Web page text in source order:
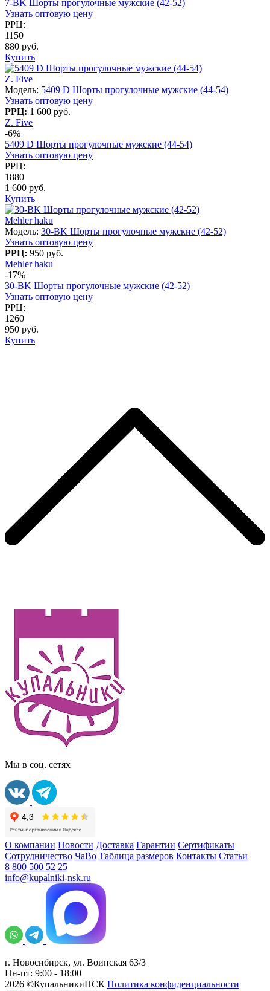
7-BK Шорты прогулочные мужские (42-52)
Узнать оптовую цену
РРЦ:
1150
880 руб.
Купить
Z. Five
Модель: 5409 D Шорты прогулочные мужские (44-54)
Узнать оптовую цену
РРЦ: 1 600 руб.
Z. Five
-6%
5409 D Шорты прогулочные мужские (44-54)
Узнать оптовую цену
РРЦ:
1880
1 600 руб.
Купить
Mehler haku
Модель: 30-BK Шорты прогулочные мужские (42-52)
Узнать оптовую цену
РРЦ: 950 руб.
Mehler haku
-17%
30-BK Шорты прогулочные мужские (42-52)
Узнать оптовую цену
РРЦ:
1260
950 руб.
Купить
Мы в соц. сетях
О компании Новости Доставка Гарантии Сертификаты
Сотрудничество ЧаВо Таблица размеров Контакты Статьи
8 800 500 52 25
info@kupalniki-nsk.ru
г. Новосибирск, ул. Воинская 63/3
Пн-пт: 9:00 - 18:00
2026 ©КупальникиНСК Политика конфиденциальности